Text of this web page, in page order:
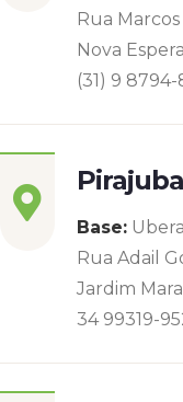
Rua
Nova
(31) 9
Base:
Rua Adail
Jardim
34 99319-